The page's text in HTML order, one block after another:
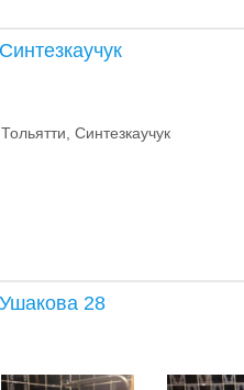
Тольятти, Синтезкаучук
28